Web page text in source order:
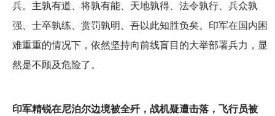
兵。主孰有道、将孰有能、天地孰得、法令孰行、兵众孰
强、士卒孰练、赏罚孰明、吾以此知胜负矣。印军在国内困
难重重的情况下，依然坚持向前线盲目的大举部署兵力，显
然是不顾及危险了。
印军精锐在尼泊尔边境被全歼，战机疑遭击落，飞行员被